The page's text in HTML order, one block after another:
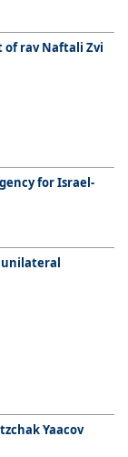
of rav Naftali Zvi
for Israel-
unilateral
Yaacov